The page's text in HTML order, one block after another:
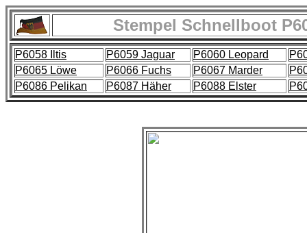
Stempel Schnellboot
P6058 Iltis P6059 Jaguar P6060 Leopard
P6065 Löwe
P6066 Fuchs P6067 Marder
P6086 Pelikan
P6087 Häher P6088 Elster